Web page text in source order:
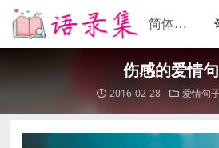
伤感的爱情
2016-02-28 爱情句